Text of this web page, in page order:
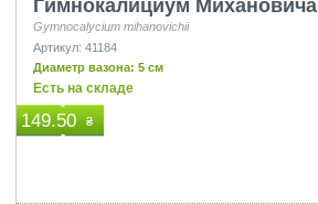
Гимнокалициум Михановича
Gymnocalycium mihanovichii
Артикул: 41184
Диаметр вазона: 5 см
Есть на складе
149.50 ₴